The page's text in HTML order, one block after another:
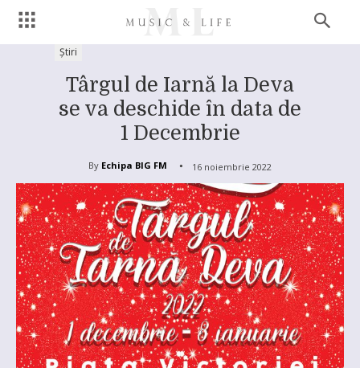
Știri
Târgul de Iarnă la Deva
se va deschide în data de
1 Decembrie
By Echipa BIG FM 16 noiembrie 2022